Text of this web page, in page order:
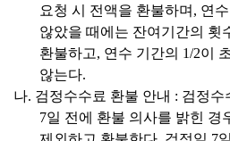
요청 시 전액을 환불하며 , 연
않았을 때에는 잔여기간의 횟
환불하고, 연수 기간의 1/2이
않는다.
나. 검정수수료 환불 안내 : 검정수
7일 전에 환불 의사를 밝힌 경